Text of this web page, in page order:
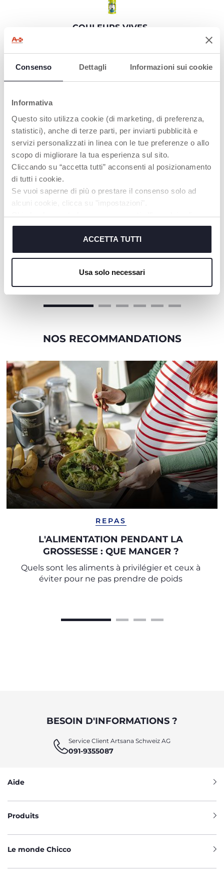
Consenso Dettagli Informazioni sui cookie
Informativa
Questo sito utilizza cookie (di marketing, di preferenza,
statistici), anche di terze parti, per inviarti pubblicità e
servizi personalizzati in linea con le tue preferenze o allo
scopo di migliorare la tua esperienza sul sito.
Cliccando su “accetta tutti” acconsenti al posizionamento
di tutti i cookie.
Se vuoi saperne di più o prestare il consenso solo ad
alcuni cookie, clicca su "impostazioni".
Chiudendo questo banner acconsenti all’uso dei soli
cookie tecnici, indispensabili per fruire del servizio
ACCETTA TUTTI
Usa solo necessari
COULEURS VIVES
soin des dents de
PRODUITS POUVANT VOUS
INTÉRESSER
+ COULEURS
Brosse à dents premières
+ COULEURS
Brosse à dents premières
NOS RECOMMANDATIONS
REPAS
L'ALIMENTATION PENDANT LA
GROSSESSE : QUE MANGER ?
Quels sont les aliments à privilégier et ceux à
éviter pour ne pas prendre de poids
BESOIN D'INFORMATIONS ?
Service Client Artsana Schweiz AG
091-9355087
Aide
Produits
Le monde Chicco